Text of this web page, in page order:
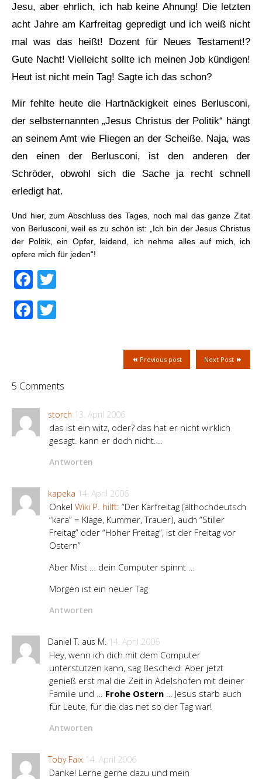
Jesu, aber ehrlich, ich hab keine Ahnung! Die letzten
acht Jahre am Karfreitag gepredigt und ich weiß nicht
mal was das heißt! Dozent für Neues Testament!?
Gute Nacht! Vielleicht sollte ich meinen Job kündigen!
Heut ist nicht mein Tag! Sagte ich das schon?
Mir fehlte heute die Hartnäckigkeit eines Berlusconi,
der selbsternannten „Jesus Christus der Politik“ hängt
an seinem Amt wie Fliegen an der Scheiße. Naja, was
den einen der Berlusconi, ist den anderen der
Schröder, obwohl sich die Sache ja recht schnell
erledigt hat.
Und hier, zum Abschluss des Tages, noch mal das ganze Zitat
von Berlusconi, weil es zu schön ist: „Ich bin der Jesus Christus
der Politik, ein Opfer, leidend, ich nehme alles auf mich, ich
opfere mich für jeden“!
Facebook
Facebook
Next Post
Previous post
5 Comments
storch 13. April 2006
das ist ein witz, oder? das hat er nicht wirklich
gesagt. kann er doch nicht….
Antworten
kapeka 14. April 2006
Onkel Wiki P. hilft: “Der Karfreitag (althochdeutsch
“kara” = Klage, Kummer, Trauer), auch “Stiller
Freitag” oder “Hoher Freitag”, ist der Freitag vor
Ostern”
Aber Mist … dein Computer spinnt …
Morgen ist ein neuer Tag
Antworten
Daniel T. aus M. 14. April 2006
Hey, wenn ich dich mit dem Computer
unterstützen kann, sag Bescheid. Aber jetzt
genieß erst mal die Zeit in Adelshofen mit deiner
Familie und … Frohe Ostern … Jesus starb auch
für Leute, für die das net so der Tag war!
Antworten
Toby Faix 14. April 2006
Danke! Lerne gerne dazu und mein